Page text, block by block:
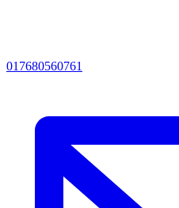
017680560761